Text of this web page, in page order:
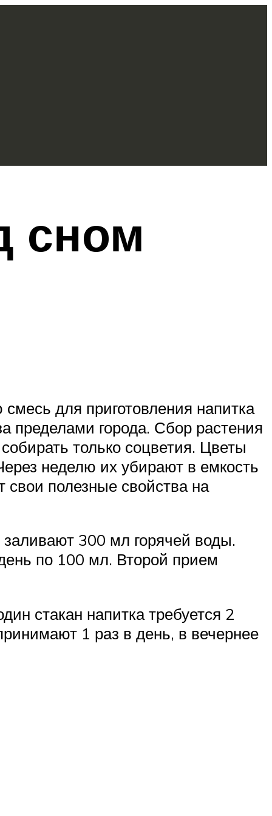
сном
для приготовления напитка
пределами города. Сбор растения
только соцветия. Цветы
неделю их убирают в емкость
полезные свойства на
заливают 300 мл горячей воды.
по 100 мл. Второй прием
стакан напитка требуется 2
1 раз в день, в вечернее